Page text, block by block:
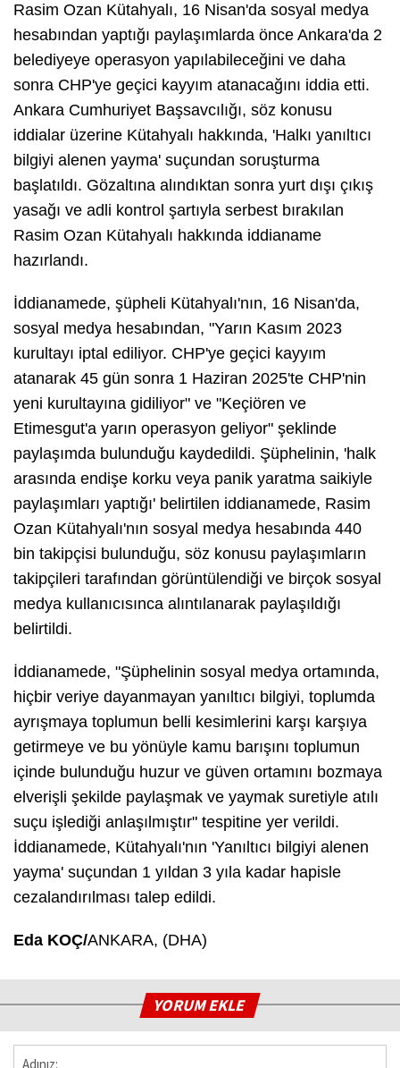
Rasim Ozan Kütahyalı, 16 Nisan'da sosyal medya
hesabından yaptığı paylaşımlarda önce Ankara'da 2
belediyeye operasyon yapılabileceğini ve daha
sonra CHP'ye geçici kayyım atanacağını iddia etti.
Ankara Cumhuriyet Başsavcılığı, söz konusu
iddialar üzerine Kütahyalı hakkında, 'Halkı yanıltıcı
bilgiyi alenen yayma' suçundan soruşturma
başlatıldı. Gözaltına alındıktan sonra yurt dışı çıkış
yasağı ve adli kontrol şartıyla serbest bırakılan
Rasim Ozan Kütahyalı hakkında iddianame
hazırlandı.
İddianamede, şüpheli Kütahyalı'nın, 16 Nisan'da,
sosyal medya hesabından, "Yarın Kasım 2023
kurultayı iptal ediliyor. CHP'ye geçici kayyım
atanarak 45 gün sonra 1 Haziran 2025'te CHP'nin
yeni kurultayına gidiliyor" ve "Keçiören ve
Etimesgut'a yarın operasyon geliyor" şeklinde
paylaşımda bulunduğu kaydedildi. Şüphelinin, 'halk
arasında endişe korku veya panik yaratma saikiyle
paylaşımları yaptığı' belirtilen iddianamede, Rasim
Ozan Kütahyalı'nın sosyal medya hesabında 440
bin takipçisi bulunduğu, söz konusu paylaşımların
takipçileri tarafından görüntülendiği ve birçok sosyal
medya kullanıcısınca alıntılanarak paylaşıldığı
belirtildi.
İddianamede, "Şüphelinin sosyal medya ortamında,
hiçbir veriye dayanmayan yanıltıcı bilgiyi, toplumda
ayrışmaya toplumun belli kesimlerini karşı karşıya
getirmeye ve bu yönüyle kamu barışını toplumun
içinde bulunduğu huzur ve güven ortamını bozmaya
elverişli şekilde paylaşmak ve yaymak suretiyle atılı
suçu işlediği anlaşılmıştır" tespitine yer verildi.
İddianamede, Kütahyalı'nın 'Yanıltıcı bilgiyi alenen
yayma' suçundan 1 yıldan 3 yıla kadar hapisle
cezalandırılması talep edildi.
Eda KOÇ/ANKARA, (DHA)
YORUM EKLE